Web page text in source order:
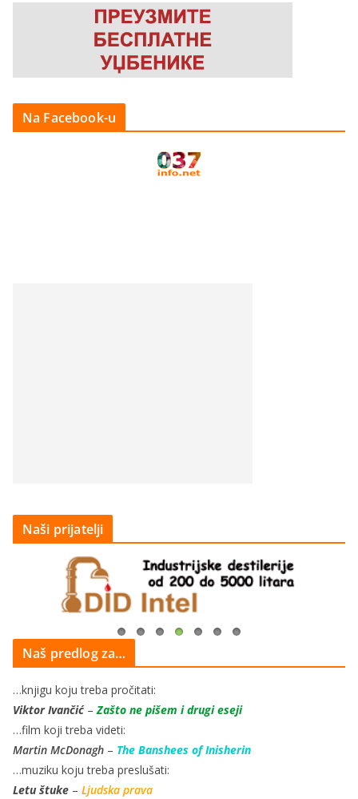
Na Facebook-u
Naši prijatelji
Naš predlog za…
…knjigu koju treba pročitati:
Viktor Ivančić–Zašto ne pišem i drugi eseji
…film koji treba videti:
Martin McDonagh – The Banshees of Inisherin
…muziku koju treba preslušati:
Letu štuke – Ljudska prava